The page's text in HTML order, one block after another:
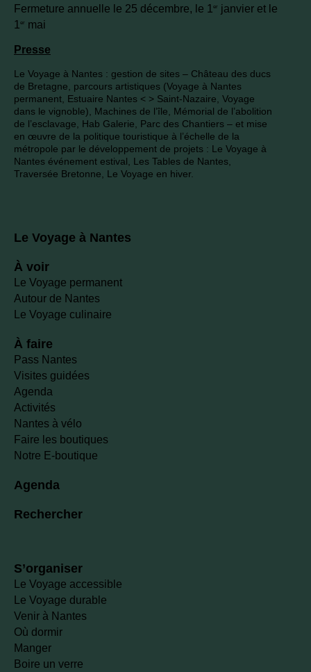
Fermeture annuelle le 25 décembre, le 1er
janvier et le
1er mai
Presse
Le Voyage à Nantes : gestion de sites – Château des ducs
de Bretagne, parcours artistiques (Voyage à Nantes
permanent, Estuaire Nantes < > Saint-Nazaire, Voyage
dans le vignoble), Machines de l’île, Mémorial de l’abolition
de l’esclavage, Hab Galerie, Parc des Chantiers – et mise
en œuvre de la politique touristique à l’échelle de la
métropole par le développement de projets : Le Voyage à
Nantes événement estival, Les Tables de Nantes,
Traversée Bretonne, Le Voyage en hiver.
Le Voyage à Nantes
À voir
Le Voyage permanent
Autour de Nantes
Le Voyage culinaire
À faire
Pass Nantes
Visites guidées
Agenda
Activités
Nantes à vélo
Faire les boutiques
Notre E-boutique
Agenda
Rechercher
S’organiser
Le Voyage accessible
Le Voyage durable
Venir à Nantes
Où dormir
Manger
Boire un verre